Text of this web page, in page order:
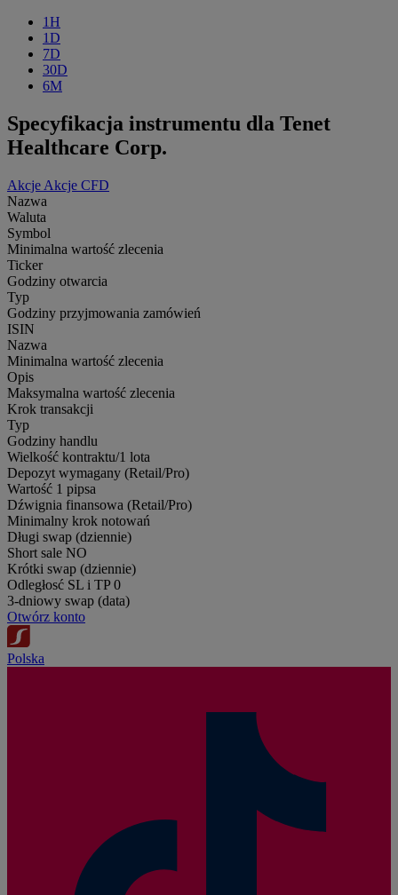
1H
1D
7D
30D
6M
Specyfikacja instrumentu dla Tenet
Healthcare Corp.
Akcje Akcje CFD
Nazwa
Waluta
Symbol
Minimalna wartość zlecenia
Ticker
Godziny otwarcia
Typ
Godziny przyjmowania zamówień
ISIN
Nazwa
Minimalna wartość zlecenia
Opis
Maksymalna wartość zlecenia
Krok transakcji
Typ
Godziny handlu
Wielkość kontraktu/1 lota
Depozyt wymagany (Retail/Pro)
Wartość 1 pipsa
Dźwignia finansowa (Retail/Pro)
Minimalny krok notowań
Długi swap (dziennie)
Short sale NO
Krótki swap (dziennie)
Odległosć SL i TP 0
3-dniowy swap (data)
Otwórz konto
Polska